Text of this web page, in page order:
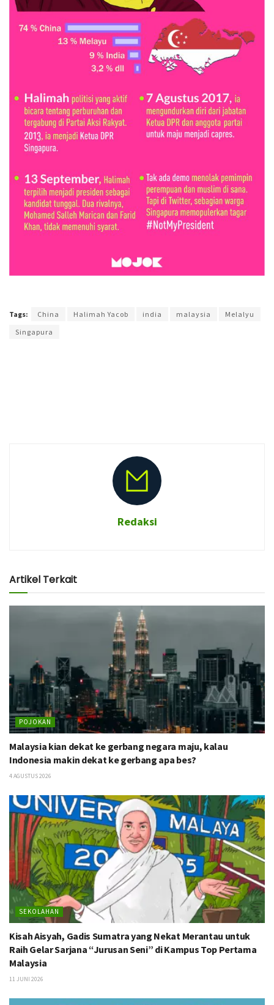
Tags: China Halimah Yacob india malaysia
Melalyu
Singapura
Redaksi
Artikel Terkait
POJOKAN
Malaysia kian dekat ke gerbang negara maju, kalau
Indonesia makin dekat ke gerbang apa bes?
4 AGUSTUS 2026
SEKOLAHAN
Kisah Aisyah, Gadis Sumatra yang Nekat Merantau untuk
Raih Gelar Sarjana “Jurusan Seni” di Kampus Top Pertama
Malaysia
11 JUNI 2026